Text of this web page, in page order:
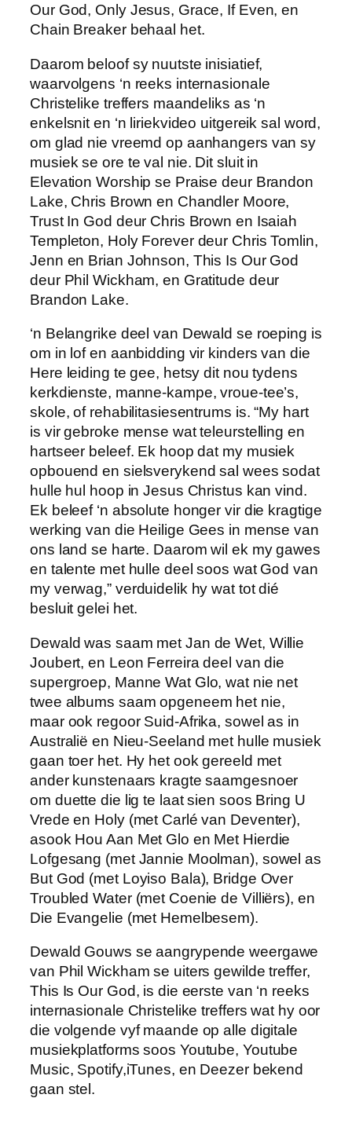
Our God, Only Jesus, Grace, If Even, en
Chain Breaker behaal het.
Daarom beloof sy nuutste inisiatief,
waarvolgens ‘n reeks internasionale
Christelike treffers maandeliks as ‘n
enkelsnit en ‘n liriekvideo uitgereik sal word,
om glad nie vreemd op aanhangers van sy
musiek se ore te val nie. Dit sluit in
Elevation Worship se Praise deur Brandon
Lake, Chris Brown en Chandler Moore,
Trust In God deur Chris Brown en Isaiah
Templeton, Holy Forever deur Chris Tomlin,
Jenn en Brian Johnson, This Is Our God
deur Phil Wickham, en Gratitude deur
Brandon Lake.
‘n Belangrike deel van Dewald se roeping is
om in lof en aanbidding vir kinders van die
Here leiding te gee, hetsy dit nou tydens
kerkdienste, manne-kampe, vroue-tee’s,
skole, of rehabilitasiesentrums is. “My hart
is vir gebroke mense wat teleurstelling en
hartseer beleef. Ek hoop dat my musiek
opbouend en sielsverykend sal wees sodat
hulle hul hoop in Jesus Christus kan vind.
Ek beleef ‘n absolute honger vir die kragtige
werking van die Heilige Gees in mense van
ons land se harte. Daarom wil ek my gawes
en talente met hulle deel soos wat God van
my verwag,” verduidelik hy wat tot dié
besluit gelei het.
Dewald was saam met Jan de Wet, Willie
Joubert, en Leon Ferreira deel van die
supergroep, Manne Wat Glo, wat nie net
twee albums saam opgeneem het nie,
maar ook regoor Suid-Afrika, sowel as in
Australië en Nieu-Seeland met hulle musiek
gaan toer het. Hy het ook gereeld met
ander kunstenaars kragte saamgesnoer
om duette die lig te laat sien soos Bring U
Vrede en Holy (met Carlé van Deventer),
asook Hou Aan Met Glo en Met Hierdie
Lofgesang (met Jannie Moolman), sowel as
But God (met Loyiso Bala), Bridge Over
Troubled Water (met Coenie de Villiërs), en
Die Evangelie (met Hemelbesem).
Dewald Gouws se aangrypende weergawe
van Phil Wickham se uiters gewilde treffer,
This Is Our God, is die eerste van ‘n reeks
internasionale Christelike treffers wat hy oor
die volgende vyf maande op alle digitale
musiekplatforms soos Youtube, Youtube
Music, Spotify,iTunes, en Deezer bekend
gaan stel.